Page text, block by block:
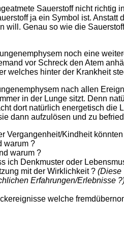
Sauerstoff nicht
ja ein Symbol ist.
will. Genau so wie die
noch eine
vor Schreck den Atem
welches hinter der Krankheit
nach allen
in der Lunge sitzt. Denn
dort natürlich energetisch
dann aufzulösen und zu
Vergangenheit/Kindheit
warum ?
warum ?
ich Denkmuster oder
mit der Wirklichkeit ? (Diese
Erfahrungen/Erlebnisse
welche